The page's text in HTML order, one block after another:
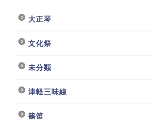
大正琴
文化祭
未分類
津軽三味線
篠笛